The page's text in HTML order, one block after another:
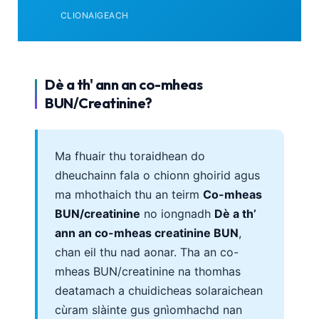
clionaigeach agus
fianais.
CLIONAIGEACH
Dè a th' ann an co-mheas
BUN/Creatinine?
Ma fhuair thu toraidhean do
dheuchainn fala o chionn ghoirid agus
ma mhothaich thu an teirm Co-mheas
BUN/creatinine no iongnadh Dè a th’
ann an co-mheas creatinine BUN,
chan eil thu nad aonar. Tha an co-
mheas BUN/creatinine na thomhas
deatamach a chuidicheas solaraichean
cùram slàinte gus gnìomhachd nan